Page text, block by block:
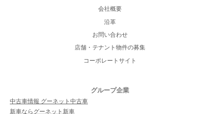
会社概要
沿革
お問い合わせ
店舗・テナント物件の募集
コーポレートサイト
グループ企業
中古車情報 グーネット中古車
新車ならグーネット新車